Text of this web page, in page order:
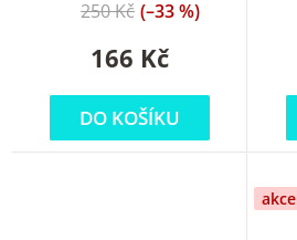
166 Kč
250 Kč (–33 %)
DO KOŠÍKU
akce